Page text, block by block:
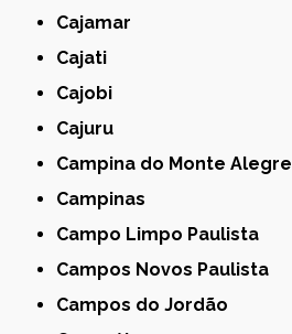
Cajamar
Cajati
Cajobi
Cajuru
Campina do Monte Alegre
Campinas
Campo Limpo Paulista
Campos Novos Paulista
Campos do Jordão